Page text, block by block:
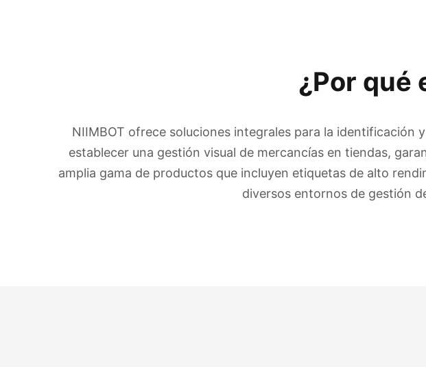
¿Por qué
NIIMBOT ofrece soluciones integrales para la
establecer una gestión visual de mercancías en tiendas,
amplia gama de productos que incluyen etiquetas de alto
diversos entornos de gestión